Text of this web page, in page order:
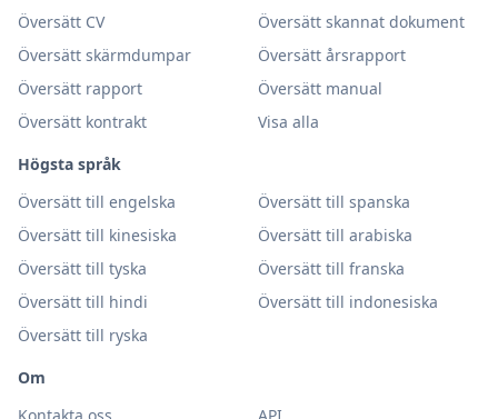
Översätt CV
Översätt skannat dokument
Översätt skärmdumpar
Översätt årsrapport
Översätt rapport
Översätt manual
Översätt kontrakt
Visa alla
Högsta språk
Översätt till engelska
Översätt till spanska
Översätt till kinesiska
Översätt till arabiska
Översätt till tyska
Översätt till franska
Översätt till hindi
Översätt till indonesiska
Översätt till ryska
Om